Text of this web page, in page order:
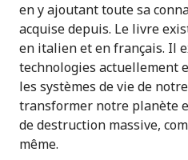
en y ajoutant toute sa
acquise depuis. Le livre
en italien et en français. Il
technologies actuellement
les systèmes de vie de
transformer notre planète
de destruction massive,
même.